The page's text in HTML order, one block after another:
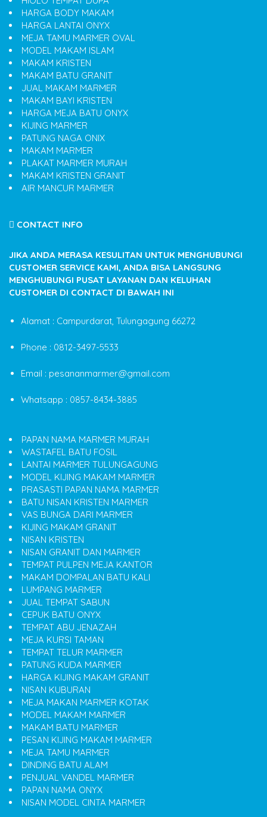
HARGA BODY MAKAM
HARGA LANTAI ONYX
MEJA TAMU MARMER OVAL
MODEL MAKAM ISLAM
MAKAM KRISTEN
MAKAM BATU GRANIT
JUAL MAKAM MARMER
MAKAM BAYI KRISTEN
HARGA MEJA BATU ONYX
KIJING MARMER
PATUNG NAGA ONIX
MAKAM MARMER
PLAKAT MARMER MURAH
MAKAM KRISTEN GRANIT
AIR MANCUR MARMER
CONTACT INFO
JIKA ANDA MERASA KESULITAN UNTUK MENGHUBUNGI
CUSTOMER SERVICE KAMI, ANDA BISA LANGSUNG
MENGHUBUNGI PUSAT LAYANAN DAN KELUHAN
CUSTOMER DI CONTACT DI BAWAH INI
Alamat : Campurdarat, Tulungagung 66272
Phone : 0812-3497-5533
Email : pesananmarmer@gmail.com
Whatsapp : 0857-8434-3885
PAPAN NAMA MARMER MURAH
WASTAFEL BATU FOSIL
LANTAI MARMER TULUNGAGUNG
MODEL KIJING MAKAM MARMER
PRASASTI PAPAN NAMA MARMER
BATU NISAN KRISTEN MARMER
VAS BUNGA DARI MARMER
KIJING MAKAM GRANIT
NISAN KRISTEN
NISAN GRANIT DAN MARMER
TEMPAT PULPEN MEJA KANTOR
MAKAM DOMPALAN BATU KALI
LUMPANG MARMER
JUAL TEMPAT SABUN
CEPUK BATU ONYX
TEMPAT ABU JENAZAH
MEJA KURSI TAMAN
TEMPAT TELUR MARMER
PATUNG KUDA MARMER
HARGA KIJING MAKAM GRANIT
NISAN KUBURAN
MEJA MAKAN MARMER KOTAK
MODEL MAKAM MARMER
MAKAM BATU MARMER
PESAN KIJING MAKAM MARMER
MEJA TAMU MARMER
DINDING BATU ALAM
PENJUAL VANDEL MARMER
PAPAN NAMA ONYX
NISAN MODEL CINTA MARMER